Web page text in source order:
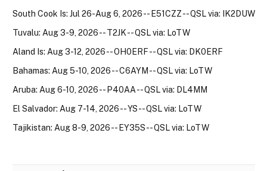
South Cook Is: Jul 26-Aug 6, 2026 -- E51CZZ -- QSL via: IK2DUW
Tuvalu: Aug 3-9, 2026 -- T2JK -- QSL via: LoTW
Aland Is: Aug 3-12, 2026 -- OH0ERF -- QSL via: DK0ERF
Bahamas: Aug 5-10, 2026 -- C6AYM -- QSL via: LoTW
Aruba: Aug 6-10, 2026 -- P40AA -- QSL via: DL4MM
El Salvador: Aug 7-14, 2026 -- YS -- QSL via: LoTW
Tajikistan: Aug 8-9, 2026 -- EY35S -- QSL via: LoTW